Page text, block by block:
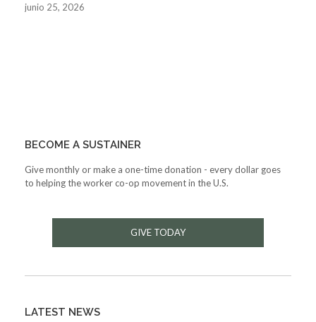
junio 25, 2026
BECOME A SUSTAINER
Give monthly or make a one-time donation - every dollar goes
to helping the worker co-op movement in the U.S.
GIVE TODAY
LATEST NEWS